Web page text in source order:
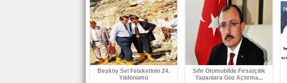
Beşköy Sel Felaketinin 24.
Yıldönümü
Sıfır Otomobilde Fırsatçılık
Yapanlara Göz Açtırma...